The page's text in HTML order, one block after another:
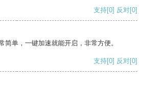
支持[0] 反对[0]
简单，一键加速就能开启，非常方便。
支持[0] 反对[0]